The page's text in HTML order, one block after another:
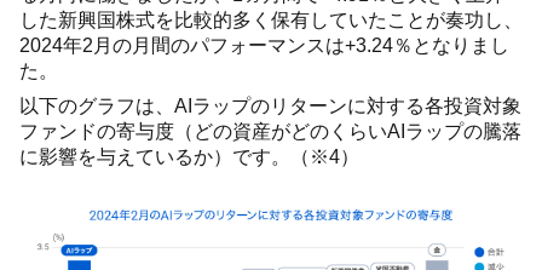
した新興国株式を比較的多く保有していたことが奏功し、
2024年2月の月間のパフォーマンスは+3.24％となりまし
た。
以下のグラフは、AIラップのリターンに対する各投資対象
ファンドの寄与度（どの資産がどのくらいAIラップの騰落
に影響を与えているか）です。（※4）